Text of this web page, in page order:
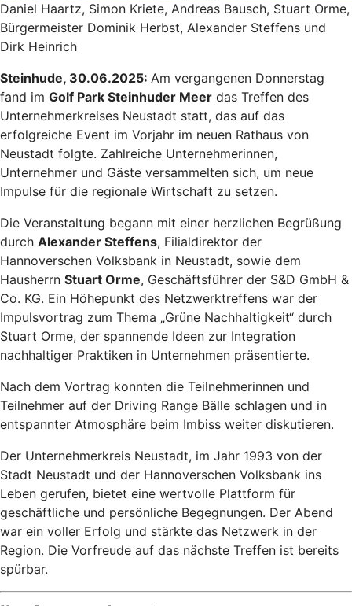
Daniel Haartz, Simon Kriete, Andreas Bausch, Stuart Orme,
Bürgermeister Dominik Herbst, Alexander Steffens und
Dirk Heinrich
Steinhude, 30.06.2025: Am vergangenen Donnerstag
fand im Golf Park Steinhuder Meer das Treffen des
Unternehmerkreises Neustadt statt, das auf das
erfolgreiche Event im Vorjahr im neuen Rathaus von
Neustadt folgte. Zahlreiche Unternehmerinnen,
Unternehmer und Gäste versammelten sich, um neue
Impulse für die regionale Wirtschaft zu setzen.
Die Veranstaltung begann mit einer herzlichen Begrüßung
durch Alexander Steffens, Filialdirektor der
Hannoverschen Volksbank in Neustadt, sowie dem
Hausherrn Stuart Orme, Geschäftsführer der S&D GmbH &
Co. KG. Ein Höhepunkt des Netzwerktreffens war der
Impulsvortrag zum Thema „Grüne Nachhaltigkeit“ durch
Stuart Orme, der spannende Ideen zur Integration
nachhaltiger Praktiken in Unternehmen präsentierte.
Nach dem Vortrag konnten die Teilnehmerinnen und
Teilnehmer auf der Driving Range Bälle schlagen und in
entspannter Atmosphäre beim Imbiss weiter diskutieren.
Der Unternehmerkreis Neustadt, im Jahr 1993 von der
Stadt Neustadt und der Hannoverschen Volksbank ins
Leben gerufen, bietet eine wertvolle Plattform für
geschäftliche und persönliche Begegnungen. Der Abend
war ein voller Erfolg und stärkte das Netzwerk in der
Region. Die Vorfreude auf das nächste Treffen ist bereits
spürbar.